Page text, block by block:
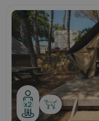
Glamping
x2